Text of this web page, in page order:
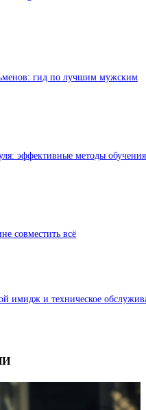
гид по лучшим мужским
эффективные методы
совместить всё
имидж и техническое